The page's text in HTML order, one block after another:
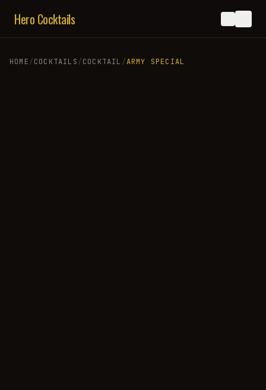
Hero Cocktails
HOME/COCKTAILS/COCKTAIL /ARMY SPECIAL